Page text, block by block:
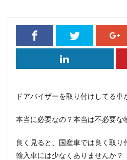
ドアバイザーを取り付けしてる車
本当に必要なの？本当は不必要な
良く見ると、国産車では良く取り
輸入車には少なくありませんか？